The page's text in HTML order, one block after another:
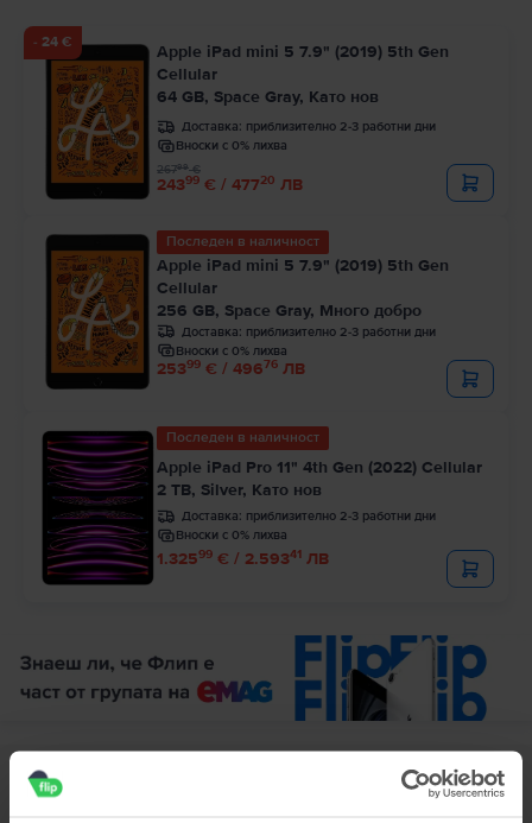
- 24 €
Apple iPad mini 5 7.9" (2019) 5th Gen
Cellular
64 GB, Space Gray, Като нов
Доставка: приблизително 2-3 работни дни
Вноски с 0% лихва
24399 € / 47720 ЛВ
26799€
Последен в наличност
Apple iPad mini 5 7.9" (2019) 5th Gen
Cellular
256 GB, Space Gray, Много добро
Доставка: приблизително 2-3 работни дни
Вноски с 0% лихва
25399 € / 49676 ЛВ
Последен в наличност
Apple iPad Pro 11" 4th Gen (2022) Cellular
2 TB, Silver, Като нов
Доставка: приблизително 2-3 работни дни
Вноски с 0% лихва
1.32599 € / 2.59341 ЛВ
Описание
Tаблет Apple iPad Pro 2 11.0" (2020) 2nd Gen Cellular, 1 TB, Silver,